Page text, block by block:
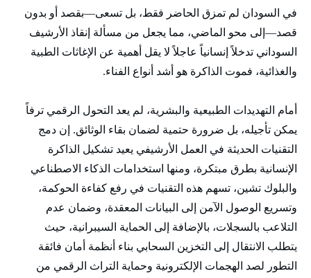
في السودان لم تمزق الحاضر فقط، بل تسعى—بقصد أو بدون
قصد—إلى محو الماضي، مما يجعل من مسألة إنقاذ الأرشيف
السوداني تدخلاً إنسانياً عاجلاً لا يقل أهمية عن الإغاثات الطبية
والغذائية، فموت الذاكرة هو أشد أنواع الفناء.
أمام التهديدات الطبيعية والبشرية، لم يعد التحول الرقمي ترفاً
يمكن تأجيله، بل ضرورة حتمية لضمان بقاء الوثائق. إن دمج
التقنيات الحديثة في العمل الأرشيفي يعيد تشكيل الذاكرة
الإنسانية بطرق مبتكرة، ومنها استخدامات الذكاء الاصطناعي
والبلوك تشين، تسهم هذه التقنيات في رفع كفاءة الحوكمة،
وتسريع الوصول الآمن إلى البيانات المعقدة، وضمان عدم
التلاعب بالسجلات، بالإضافة إلى الحماية السيبرانية، حيث
يتطلب الانتقال إلى التخزين السحابي بناء أنظمة أمان فائقة
التطور لصد الهجمات الإلكترونية وحماية التراث الرقمي من